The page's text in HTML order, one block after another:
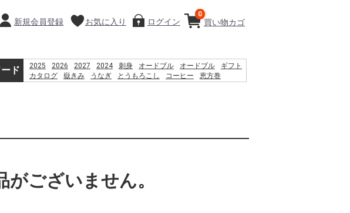
買い物カゴ
0
新規会員登録 お気に入り ログイン
ド 2025 2026 2027 2024 刺身 オードブル オードブル
ギフト
カタログ
嶽きみ うなぎ とうもろこし コーヒー
恵方巻
がございません。